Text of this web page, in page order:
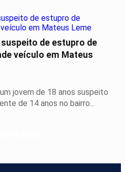
de estupro de
veículo em Mateus
jovem de 18 anos suspeito
de 14 anos no bairro...